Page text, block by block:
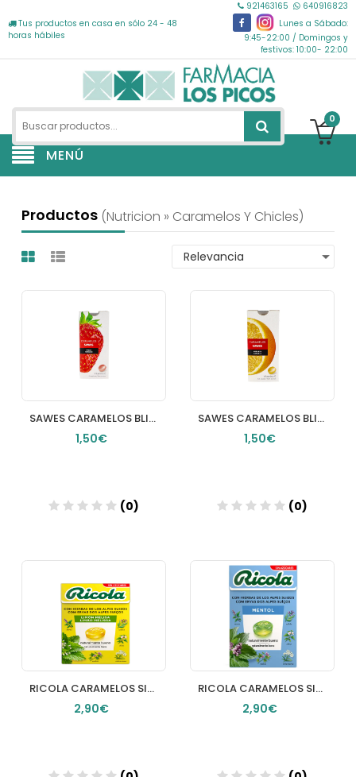
Tus productos en casa en sólo 24 - 48
horas hábiles
921463165
640916823
Lunes a Sábado:
9:45-22:00 / Domingos y
festivos: 10:00- 22:00
0
MENÚ
Productos (nutricion » Caramelos Y Chicles)
SAWES CARAMELOS BLISTER SIN AZUCAR 1 ENVASE 22 G SABOR FRESA
1,50€
(0)
SAWES CARAMELOS BLISTER SIN AZUCAR 1 BLISTER 22 G SABOR NARANJA
1,50€
(0)
Añadir
RICOLA CARAMELOS SIN AZUCAR LIMON 50 G
2,90€
RICOLA CARAMELOS SIN AZUCAR 1 ENVASE 50 G SABOR MENTOL
2,90€